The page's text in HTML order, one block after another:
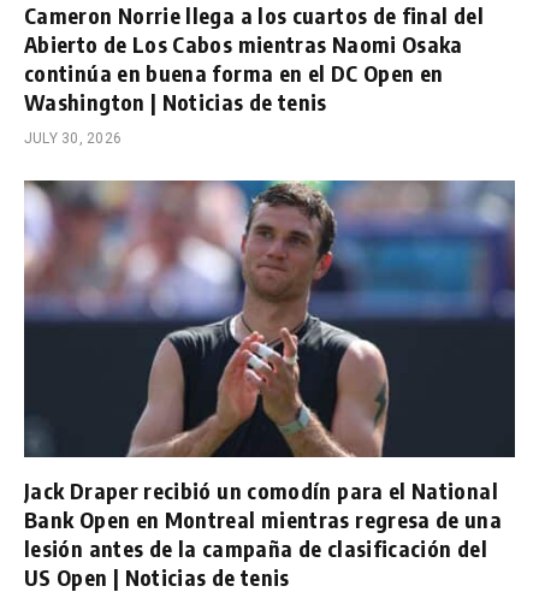
Cameron Norrie llega a los cuartos de final del
Abierto de Los Cabos mientras Naomi Osaka
continúa en buena forma en el DC Open en
Washington | Noticias de tenis
JULY 30, 2026
Jack Draper recibió un comodín para el National
Bank Open en Montreal mientras regresa de una
lesión antes de la campaña de clasificación del
US Open | Noticias de tenis